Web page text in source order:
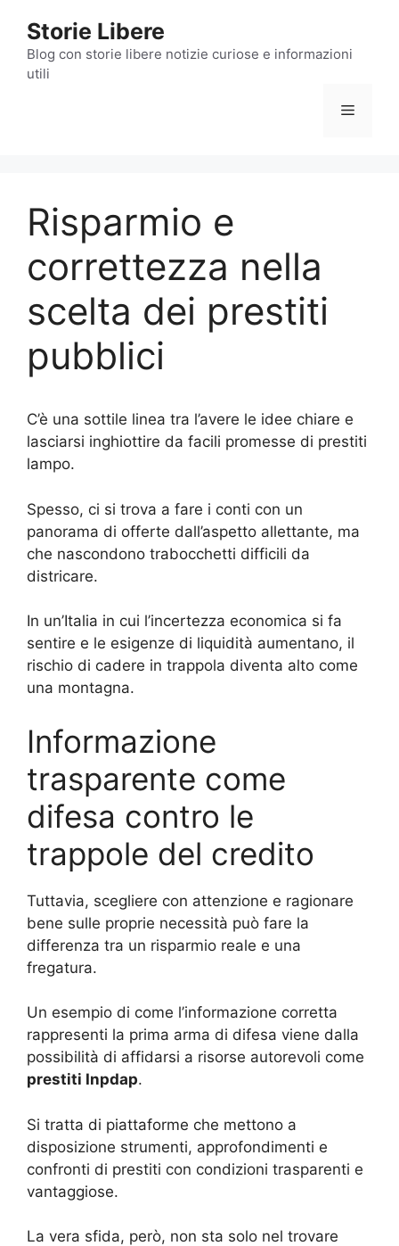
contenuto
Storie Libere
Blog con storie libere notizie curiose e informazioni
utili
Menu
Risparmio e
correttezza nella
scelta dei prestiti
pubblici
C’è una sottile linea tra l’avere le idee chiare e
lasciarsi inghiottire da facili promesse di prestiti
lampo.
Spesso, ci si trova a fare i conti con un
panorama di offerte dall’aspetto allettante, ma
che nascondono trabocchetti difficili da
districare.
In un’Italia in cui l’incertezza economica si fa
sentire e le esigenze di liquidità aumentano, il
rischio di cadere in trappola diventa alto come
una montagna.
Informazione
trasparente come
difesa contro le
trappole del credito
Tuttavia, scegliere con attenzione e ragionare
bene sulle proprie necessità può fare la
differenza tra un risparmio reale e una
fregatura.
Un esempio di come l’informazione corretta
rappresenti la prima arma di difesa viene dalla
possibilità di affidarsi a risorse autorevoli come
prestiti Inpdap.
Si tratta di piattaforme che mettono a
disposizione strumenti, approfondimenti e
confronti di prestiti con condizioni trasparenti e
vantaggiose.
La vera sfida, però, non sta solo nel trovare